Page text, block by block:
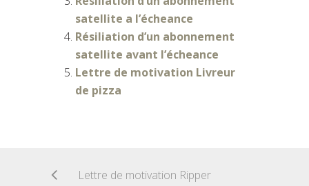
satellite a l’écheance
Résiliation d’un abonnement
satellite avant l’écheance
Lettre de motivation Livreur
de pizza
Lettre de motivation Ripper